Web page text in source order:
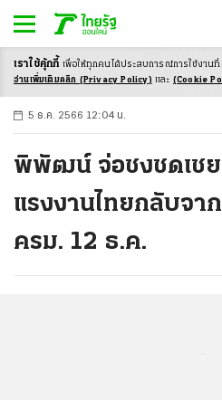
-ก ก ก+
5 ธ.ค. 2566 12:04 น.
พิพัฒน์ จ่อชงชดเช
แรงงานไทยกลับจาก
ครม. 12 ธ.ค.
เราใช้คุ้กกี้ เพื่อให้ทุกคนได้ประสบการณ์การใช้งาน
อ่านเพิ่มเติมคลิก (Privacy Policy) และ (Cookie